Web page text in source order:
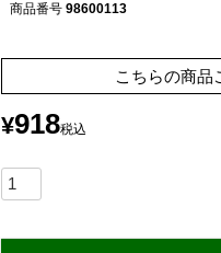
商品番号 98600113
こちらの商品
¥918税込